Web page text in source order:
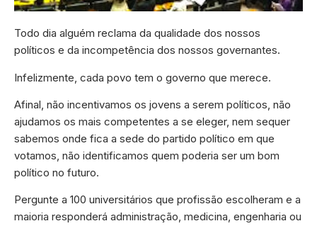
Todo dia alguém reclama da qualidade dos nossos
políticos e da incompetência dos nossos governantes.
Infelizmente, cada povo tem o governo que merece.
Afinal, não incentivamos os jovens a serem políticos, não
ajudamos os mais competentes a se eleger, nem sequer
sabemos onde fica a sede do partido político em que
votamos, não identificamos quem poderia ser um bom
político no futuro.
Pergunte a 100 universitários que profissão escolheram e a
maioria responderá administração, medicina, engenharia ou